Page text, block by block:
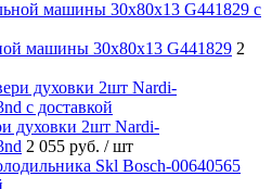
машины 30x80x13 G441829 2
духовки 2шт Nardi-
2 055 руб. / шт